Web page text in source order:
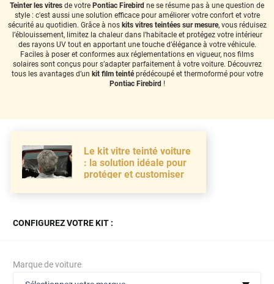
Teinter les vitres de votre Pontiac Firebird ne se résume pas à une question de
style : c'est aussi une solution efficace pour améliorer votre confort et votre
sécurité au quotidien. Grâce à nos kits vitres teintées sur mesure, vous réduisez
l’éblouissement, limitez la chaleur dans l’habitacle et protégez votre intérieur
des rayons UV tout en apportant une touche d’élégance à votre véhicule.
Faciles à poser et conformes aux réglementations en vigueur, nos films
solaires sont conçus pour s’adapter parfaitement à votre voiture. Découvrez
tous les avantages d’un kit film teintéprédécoupé et thermoformé pour votre
Pontiac Firebird !
Le kit vitre teinté voiture
: la solution idéale pour
protéger et customiser
CONFIGUREZ VOTRE KIT :
Marque de voiture